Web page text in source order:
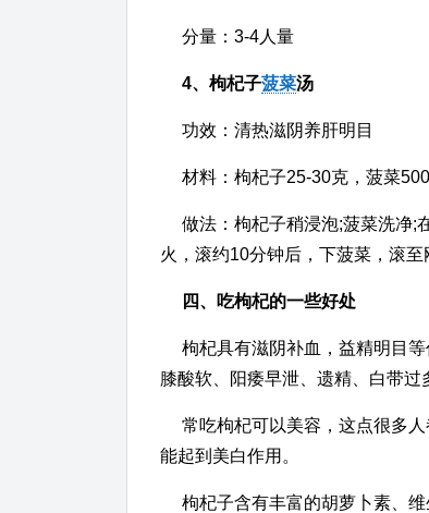
分量：3-4人量
4、枸杞子菠菜汤
功效：清热滋阴养肝明目
材料：枸杞子25-30克，菠菜
做法：枸杞子稍浸泡;菠菜洗净;
火，滚约10分钟后，下菠菜，滚至
四、吃枸杞的一些好处
枸杞具有滋阴补血，益精明目
膝酸软、阳痿早泄、遗精、白带过
常吃枸杞可以美容，这点很多
能起到美白作用。
枸杞子含有丰富的胡萝卜素、